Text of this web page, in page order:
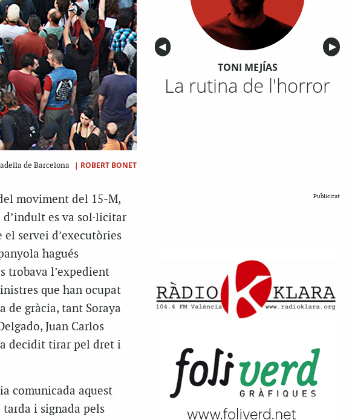
de Barcelona | ROBERT BONET
moviment del 15-M,
es va sol·licitar
servei d’executòries
hagués
trobava l’expedient
que han ocupat
de gràcia, tant Soraya
Juan Carlos
decidit tirar pel dret i
comunicada aquest
tarda i signada pels
Anterior
◀︎ ▶︎
TONI MEJÍAS
La rutina de l'horror
Publicitat